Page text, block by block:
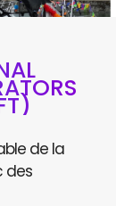
de la
des